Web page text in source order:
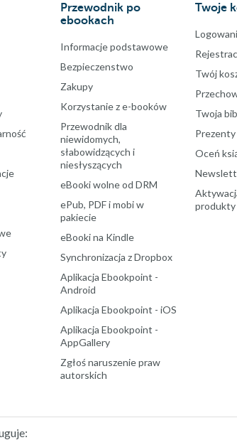
Przewodnik po
ebookach
Informacje podstawowe
Bezpieczenstwo
Zakupy
Korzystanie z e-booków
Przewodnik dla
niewidomych,
słabowidzących i
niesłyszących
eBooki wolne od DRM
ePub, PDF i mobi w
pakiecie
eBooki na Kindle
Synchronizacja z Dropbox
Aplikacja Ebookpoint -
Android
Aplikacja Ebookpoint - iOS
Aplikacja Ebookpoint -
AppGallery
Zgłoś naruszenie praw
autorskich
Twoje
Twój
Twoja
Prezenty
Oceń
produkty